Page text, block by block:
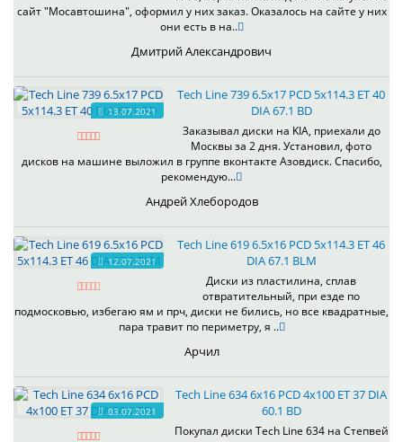
сайт "Мосавтошина", оформил у них заказ. Оказалось на сайте у них
они есть в на..
Дмитрий Александрович
13.07.2021
Tech Line 739 6.5x17 PCD 5x114.3 ET 40
DIA 67.1 BD
Заказывал диски на KIA, приехали до
Москвы за 2 дня. Установил, фото
дисков на машине выложил в группе вконтакте Азовдиск. Спасибо,
рекомендую...
Андрей Хлебородов
12.07.2021
Tech Line 619 6.5x16 PCD 5x114.3 ET 46
DIA 67.1 BLM
Диски из пластилина, сплав
отвратительный, при езде по
подмосковью, избегаю ям и прч, диски не бились, но все квадратные,
пара травит по периметру, я ..
Арчил
03.07.2021
Tech Line 634 6x16 PCD 4x100 ET 37 DIA
60.1 BD
Покупал диски Tech Line 634 на Степвей